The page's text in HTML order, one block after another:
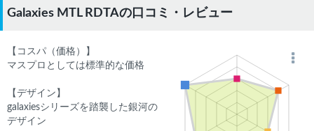
Galaxies MTL RDTAの口コミ・レビュー
【コスパ（価格）】
マスプロとしては標準的な価格
【デザイン】
galaxiesシリーズを踏襲した銀河の
デザイン